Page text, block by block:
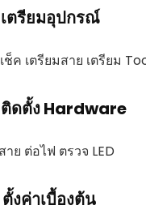
ตรียมอุปกรณ์
ค เตรียมสาย เตรียม
ดตั้ง Hardware
ย ต่อไฟ ตรวจ LED
งค่าเบื้องต้น